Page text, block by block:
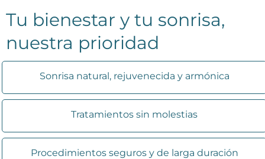
Tu bienestar y tu sonrisa,
nuestra prioridad
Sonrisa natural, rejuvenecida y armónica
Tratamientos sin molestias
Procedimientos seguros y de larga duración